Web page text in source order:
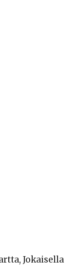
Jokaisella